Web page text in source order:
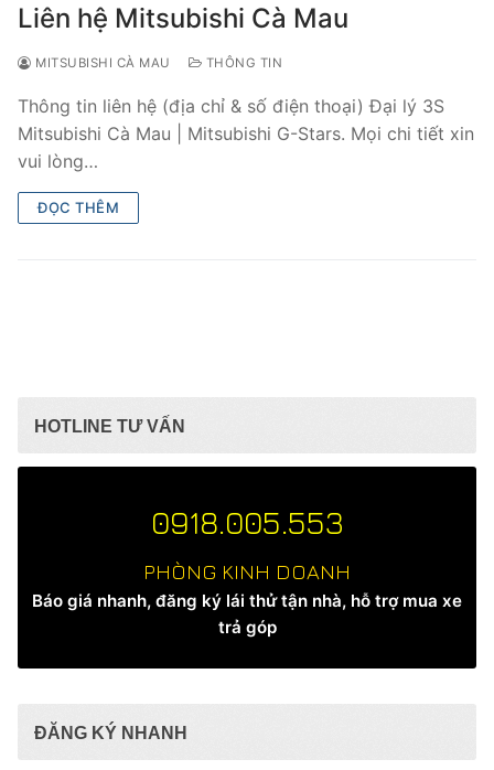
Liên hệ Mitsubishi Cà Mau
MITSUBISHI CÀ MAU THÔNG TIN
Thông tin liên hệ (địa chỉ & số điện thoại) Đại lý 3S
Mitsubishi Cà Mau | Mitsubishi G-Stars. Mọi chi tiết xin
vui lòng…
ĐỌC THÊM
HOTLINE TƯ VẤN
0918.005.553
PHÒNG KINH DOANH
Báo giá nhanh, đăng ký lái thử tận nhà, hỗ trợ mua xe
trả góp
ĐĂNG KÝ NHANH